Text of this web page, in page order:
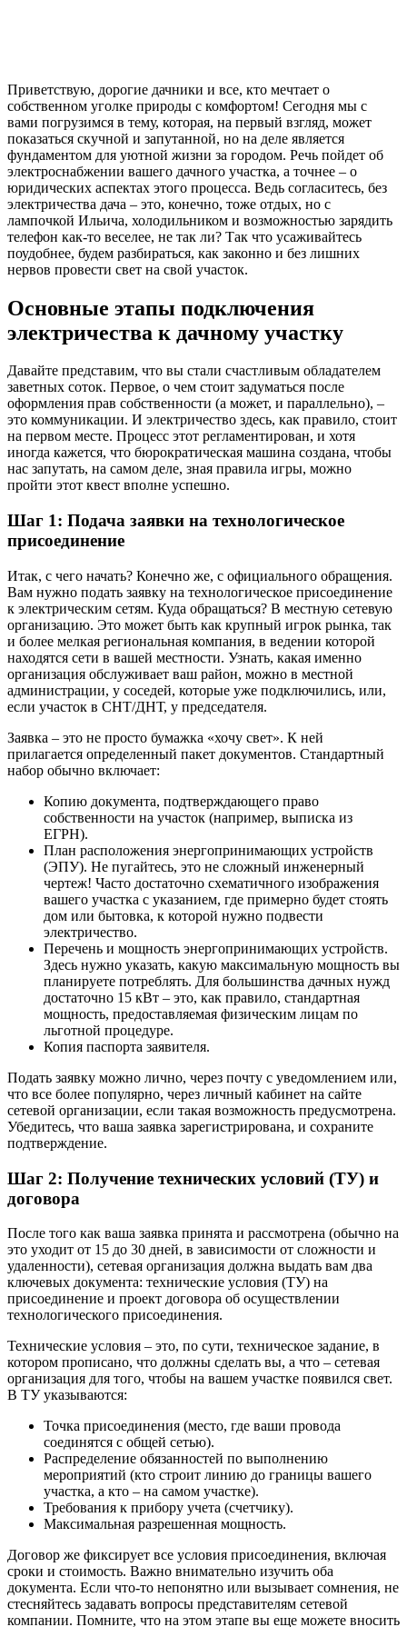
Приветствую, дорогие дачники и все, кто мечтает о
собственном уголке природы с комфортом! Сегодня мы с
вами погрузимся в тему, которая, на первый взгляд, может
показаться скучной и запутанной, но на деле является
фундаментом для уютной жизни за городом. Речь пойдет об
электроснабжении вашего дачного участка, а точнее – о
юридических аспектах этого процесса. Ведь согласитесь, без
электричества дача – это, конечно, тоже отдых, но с
лампочкой Ильича, холодильником и возможностью зарядить
телефон как-то веселее, не так ли? Так что усаживайтесь
поудобнее, будем разбираться, как законно и без лишних
нервов провести свет на свой участок.
Основные этапы подключения
электричества к дачному участку
Давайте представим, что вы стали счастливым обладателем
заветных соток. Первое, о чем стоит задуматься после
оформления прав собственности (а может, и параллельно), –
это коммуникации. И электричество здесь, как правило, стоит
на первом месте. Процесс этот регламентирован, и хотя
иногда кажется, что бюрократическая машина создана, чтобы
нас запутать, на самом деле, зная правила игры, можно
пройти этот квест вполне успешно.
Шаг 1: Подача заявки на технологическое
присоединение
Итак, с чего начать? Конечно же, с официального обращения.
Вам нужно подать заявку на технологическое присоединение
к электрическим сетям. Куда обращаться? В местную сетевую
организацию. Это может быть как крупный игрок рынка, так
и более мелкая региональная компания, в ведении которой
находятся сети в вашей местности. Узнать, какая именно
организация обслуживает ваш район, можно в местной
администрации, у соседей, которые уже подключились, или,
если участок в СНТ/ДНТ, у председателя.
Заявка – это не просто бумажка «хочу свет». К ней
прилагается определенный пакет документов. Стандартный
набор обычно включает:
Копию документа, подтверждающего право
собственности на участок (например, выписка из
ЕГРН).
План расположения энергопринимающих устройств
(ЭПУ). Не пугайтесь, это не сложный инженерный
чертеж! Часто достаточно схематичного изображения
вашего участка с указанием, где примерно будет стоять
дом или бытовка, к которой нужно подвести
электричество.
Перечень и мощность энергопринимающих устройств.
Здесь нужно указать, какую максимальную мощность вы
планируете потреблять. Для большинства дачных нужд
достаточно 15 кВт – это, как правило, стандартная
мощность, предоставляемая физическим лицам по
льготной процедуре.
Копия паспорта заявителя.
Подать заявку можно лично, через почту с уведомлением или,
что все более популярно, через личный кабинет на сайте
сетевой организации, если такая возможность предусмотрена.
Убедитесь, что ваша заявка зарегистрирована, и сохраните
подтверждение.
Шаг 2: Получение технических условий (ТУ) и
договора
После того как ваша заявка принята и рассмотрена (обычно на
это уходит от 15 до 30 дней, в зависимости от сложности и
удаленности), сетевая организация должна выдать вам два
ключевых документа: технические условия (ТУ) на
присоединение и проект договора об осуществлении
технологического присоединения.
Технические условия – это, по сути, техническое задание, в
котором прописано, что должны сделать вы, а что – сетевая
организация для того, чтобы на вашем участке появился свет.
В ТУ указываются:
Точка присоединения (место, где ваши провода
соединятся с общей сетью).
Распределение обязанностей по выполнению
мероприятий (кто строит линию до границы вашего
участка, а кто – на самом участке).
Требования к прибору учета (счетчику).
Максимальная разрешенная мощность.
Договор же фиксирует все условия присоединения, включая
сроки и стоимость. Важно внимательно изучить оба
документа. Если что-то непонятно или вызывает сомнения, не
стесняйтесь задавать вопросы представителям сетевой
компании. Помните, что на этом этапе вы еще можете вносить